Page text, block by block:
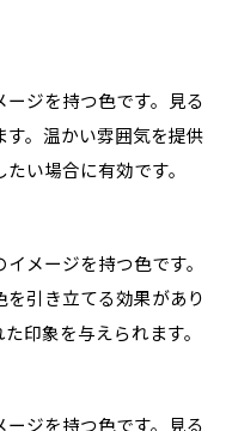
ジを持つ色です。見る
。温かい雰囲気を提供
い場合に有効です。
メージを持つ色です。
引き立てる効果があり
印象を与えられます。
ージを持つ色です。見る